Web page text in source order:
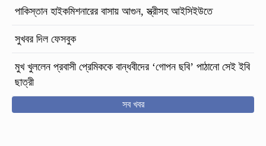
পাকিস্তান হাইকমিশনারের বাসায় আগুন, স্ত্রীসহ আইসিইউতে
সুখবর দিল ফেসবুক
মুখ খুললেন প্রবাসী প্রেমিককে বান্ধবীদের ‘গোপন ছবি’ পাঠানো সেই ইবি
ছাত্রী
সব খবর